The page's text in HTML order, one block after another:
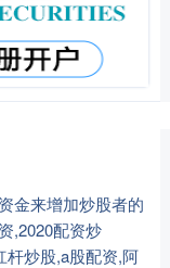
金来增加炒股者的
,2020配资炒
杆炒股,a股配资,阿